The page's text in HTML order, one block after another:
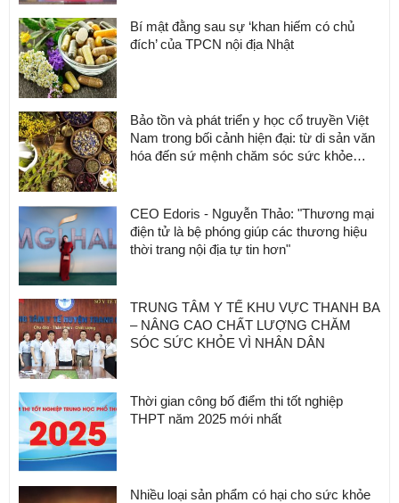
Bí mật đằng sau sự ‘khan hiếm có chủ
đích’ của TPCN nội địa Nhật
Bảo tồn và phát triển y học cổ truyền Việt
Nam trong bối cảnh hiện đại: từ di sản văn
hóa đến sứ mệnh chăm sóc sức khỏe
CEO Edoris - Nguyễn Thảo: "Thương mại
điện tử là bệ phóng giúp các thương hiệu
thời trang nội địa tự tin hơn"
TRUNG TÂM Y TẾ KHU VỰC THANH BA
– NÂNG CAO CHẤT LƯỢNG CHĂM
SÓC SỨC KHỎE VÌ NHÂN DÂN
Thời gian công bố điểm thi tốt nghiệp
THPT năm 2025 mới nhất
Nhiều loại sản phẩm có hại cho sức khỏe